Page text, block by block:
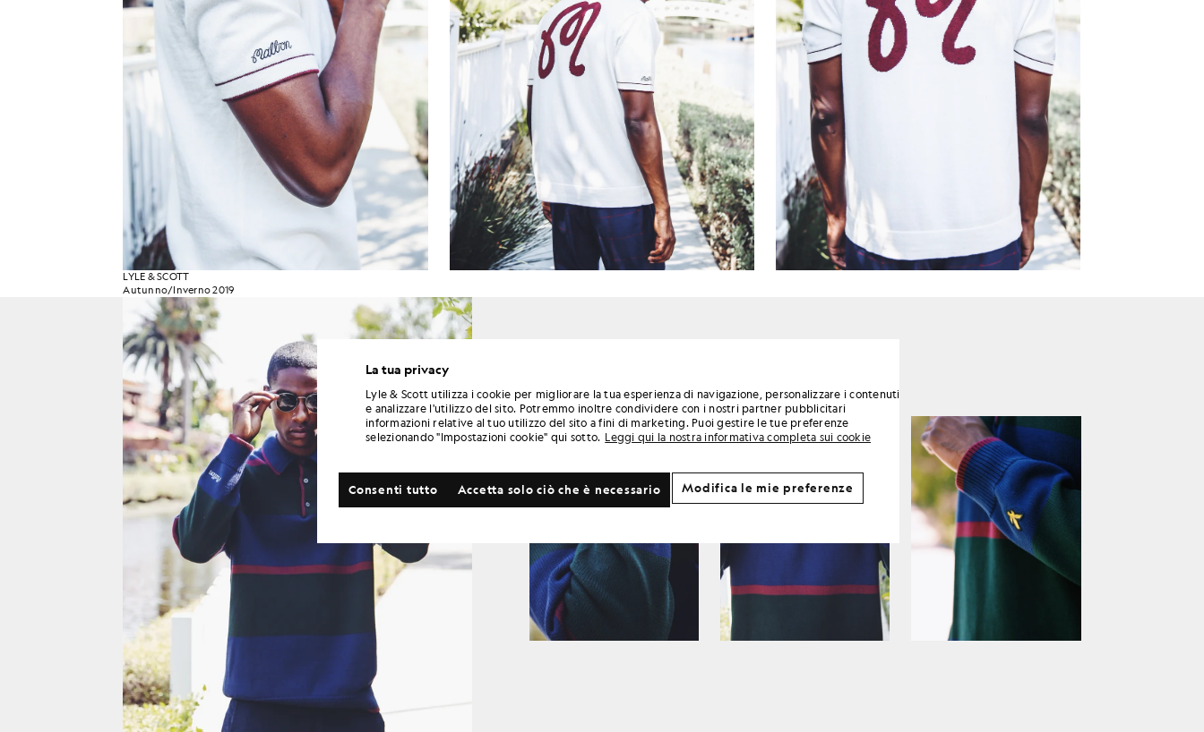
LYLE & SCOTT
Autunno/Inverno 2019
La tua privacy
Lyle & Scott utilizza i cookie per migliorare la tua esperienza di navigazione, personalizzare i contenuti
e analizzare l'utilizzo del sito. Potremmo inoltre condividere con i nostri partner pubblicitari
informazioni relative al tuo utilizzo del sito a fini di marketing. Puoi gestire le tue preferenze
selezionando "Impostazioni cookie" qui sotto. Leggi qui la nostra informativa completa sui cookie
Accetta solo ciò che è necessario
Consenti tutto Modifica le mie preferenze